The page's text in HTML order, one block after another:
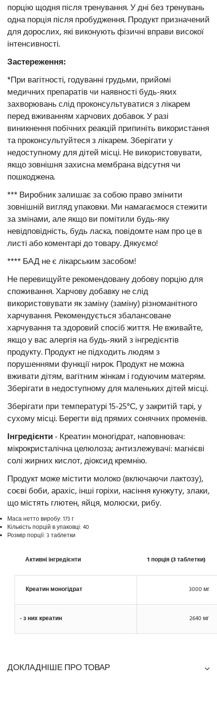
порцію щодня після тренування. У дні без тренувань
одна порція після пробудження. Продукт призначений
для дорослих, які виконують фізичні вправи високої
інтенсивності.
Застереження:
*При вагітності, годуванні грудьми, прийомі
медичних препаратів чи наявності будь-яких
захворювань слід проконсультуватися з лікарем
перед вживанням харчових добавок. У разі
виникнення побічних реакцій припиніть використання
та проконсультуйтеся з лікарем. Зберігати у
недоступному для дітей місці. Не використовувати,
якщо зовнішня захисна мембрана відсутня чи
пошкоджена.
*** Виробник залишає за собою право змінити
зовнішній вигляд упаковки. Ми намагаємося стежити
за змінами, але якщо ви помітили будь-яку
невідповідність, будь ласка, повідомте нам про це в
листі або коментарі до товару. Дякуємо!
**** БАД не є лікарським засобом!
Не перевищуйте рекомендовану добову порцію для
споживання. Харчову добавку не слід
використовувати як заміну (заміну) різноманітного
харчування. Рекомендується збалансоване
харчування та здоровий спосіб життя. Не вживайте,
якщо у вас алергія на будь-який з інгредієнтів
продукту. Продукт не підходить людям з
порушеннями функції нирок. Продукт не можна
вживати дітям, вагітним жінкам і годуючим матерям.
Зберігати в недоступному для маленьких дітей місці.
Зберігати при температурі 15-25°С, у закритій тарі, у
сухому місці. Берегти від прямих сонячних променів.
Інгредієнти- Креатин моногідрат, наповнювач:
мікрокристалічна целюлоза; антизлежувачі: магнієві
солі жирних кислот, діоксид кремнію.
Продукт може містити молоко (включаючи лактозу),
соєві боби, арахіс, інші горіхи, насіння кунжуту, злаки,
що містять глютен, яйця, молюски, рибу.
Маса нетто виробу: 173 г
Кількість порцій в упаковці: 40
Розмір порції: 3 таблетки
Активні інгредієнти 1 порція (3 таблетки)
Креатин моногідрат 3000 мг
- з них креатин 2640 мг
ДОКЛАДНІШЕ ПРО ТОВАР